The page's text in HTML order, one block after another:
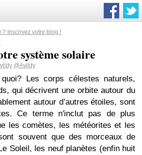
? Inscrivez votre blog !
système solaire
@Avildy
Les corps célestes naturels,
qui décrivent une orbite autour du
autour d’autres étoiles, sont
Ce terme n'inclut pas de plus
les comètes, les météorites et les
souvent que des morceaux de
Soleil, les neuf planètes (enfin huit